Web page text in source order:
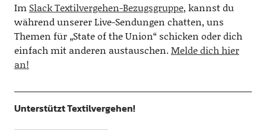
Im Slack Textilvergehen-Bezugsgruppe, kannst du
während unserer Live-Sendungen chatten, uns
Themen für „State of the Union“ schicken oder dich
einfach mit anderen austauschen.Melde dich hier
an!
Unterstützt Textilvergehen!